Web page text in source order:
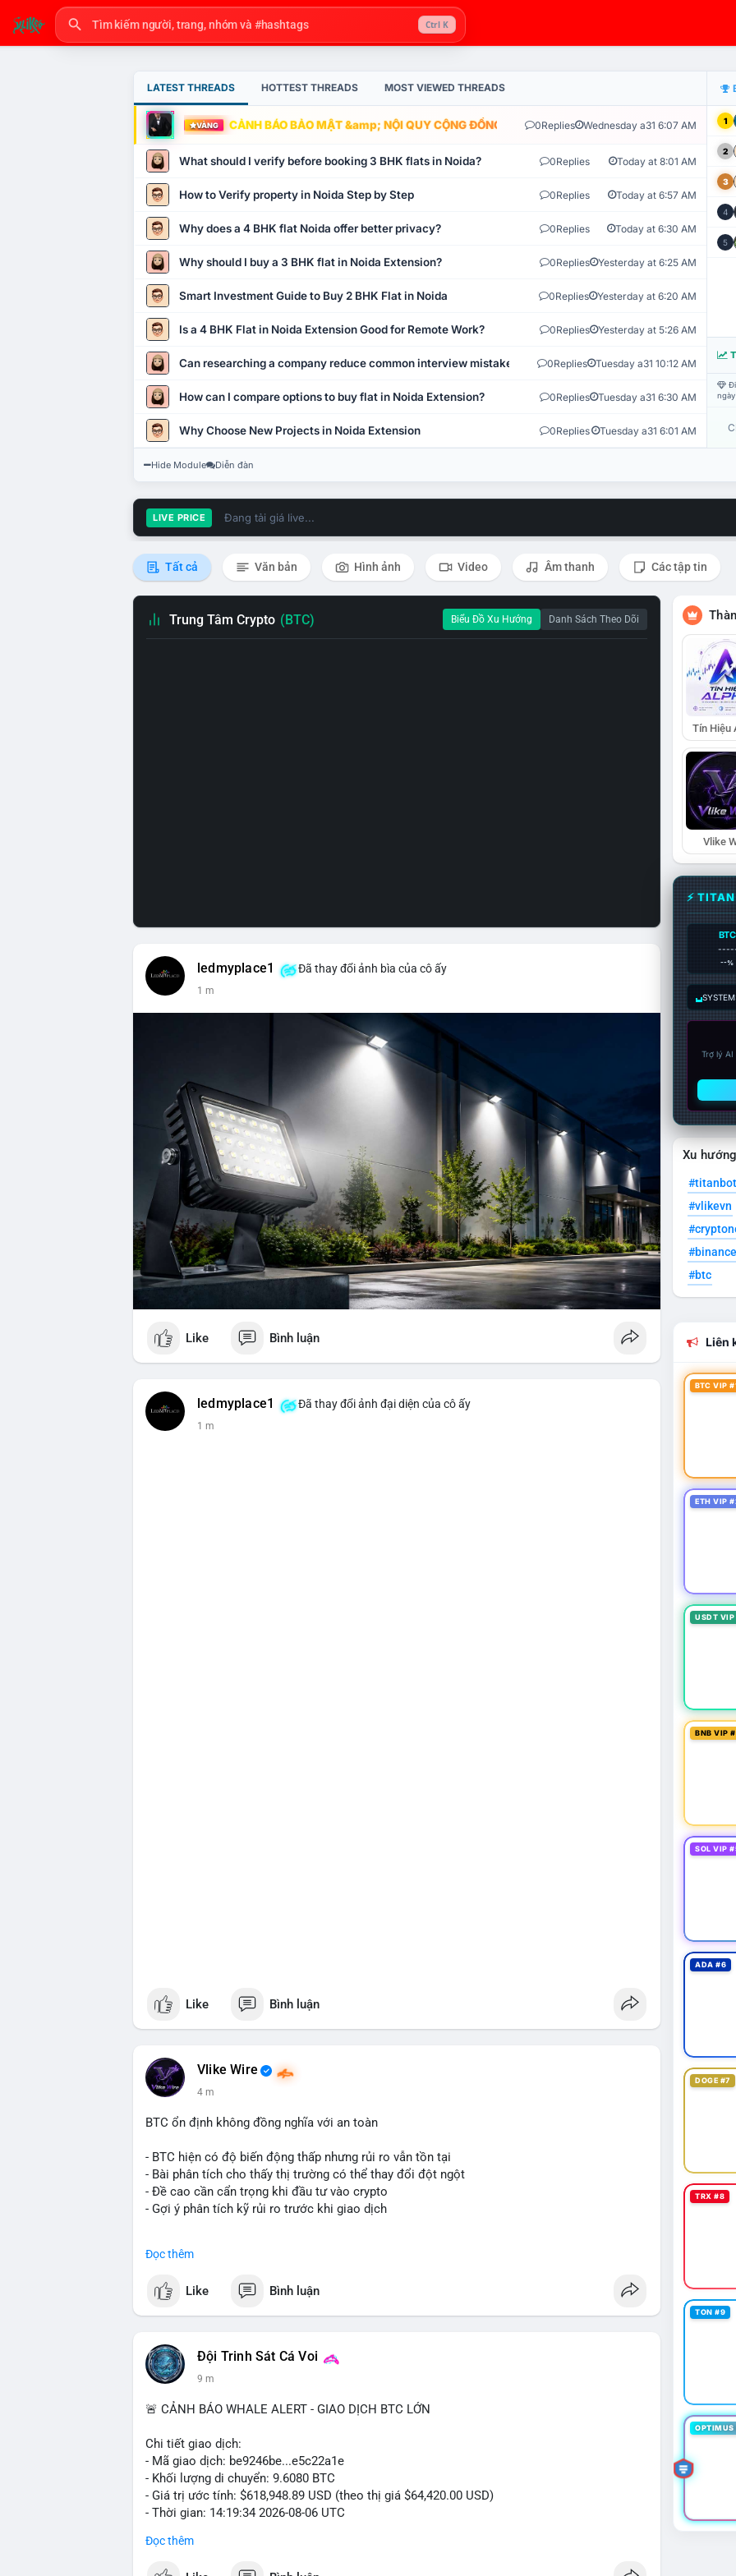
Ctrl K
LATEST THREADS HOTTEST THREADS MOST VIEWED THREADS
VÀNG CẢNH BÁO BẢO MẬT &amp; NỘI QUY CỘNG ĐỒNG VLIKE.VN: HỆ THỐNG GIÁM SÁT TỰ
0Replies Wednesday a31 6:07 AM
What should I verify before booking 3 BHK flats in Noida? 0Replies Today at 8:01 AM
How to Verify property in Noida Step by Step 0Replies Today at 6:57 AM
Why does a 4 BHK flat Noida offer better privacy? 0Replies Today at 6:30 AM
Why should I buy a 3 BHK flat in Noida Extension? 0Replies Yesterday at 6:25 AM
Smart Investment Guide to Buy 2 BHK Flat in Noida 0Replies Yesterday at 6:20 AM
Is a 4 BHK Flat in Noida Extension Good for Remote Work? 0Replies Yesterday at 5:26 AM
Can researching a company reduce common interview mistakes? 0Replies Tuesday a31 10:12 AM
How can I compare options to buy flat in Noida Extension? 0Replies Tuesday a31 6:30 AM
Why Choose New Projects in Noida Extension 0Replies Tuesday a31 6:01 AM
1
2
3
4
5
Hide Module Diễn đàn
LIVE PRICE Đang tải giá live...
Tất cả Văn bản Hình ảnh Video Âm thanh Các tập tin
Trung Tâm Crypto (BTC) Biểu Đồ Xu Hướng Danh Sách Theo Dõi
ledmyplace1 Đã thay đổi ảnh bìa của cô ấy
1 m
Like Bình luận
ledmyplace1 Đã thay đổi ảnh đại diện của cô ấy
2 m
Like Bình luận
Vlike Wire
4 m
BTC ổn định không đồng nghĩa với an toàn
- BTC hiện có độ biến động thấp nhưng rủi ro vẫn tồn tại
- Bài phân tích cho thấy thị trường có thể thay đổi đột ngột
- Đề cao cần cẩn trọng khi đầu tư vào crypto
- Gợi ý phân tích kỹ rủi ro trước khi giao dịch
#vlikevn #titanbot
📰 Nguồn: CoinDesk
Đọc thêm
Like Bình luận
Đội Trinh Sát Cá Voi
9 m
🚨 CẢNH BÁO WHALE ALERT - GIAO DỊCH BTC LỚN
Chi tiết giao dịch:
- Mã giao dịch: be9246be...e5c22a1e
- Khối lượng di chuyển: 9.6080 BTC
- Giá trị ước tính: $618,948.89 USD (theo thị giá $64,420.00 USD)
- Thời gian: 14:19:34 2026-08-06 UTC
Nhận định phân tích hành vi của Cá voi dựa trên giao dịch này: Khối lượng 9.608 BTC, tương
Đọc thêm
Tín Hiệu
Vlike
⚡
BTC
--%
Trợ lý
Xu
#titanbot
#vlikevn
#btc
Liên
BTC VIP
ETH VIP
USDT
BNB VIP
SOL VIP
ADA #6
DOGE #7
TRX #8
TON #9
OPTIMUS